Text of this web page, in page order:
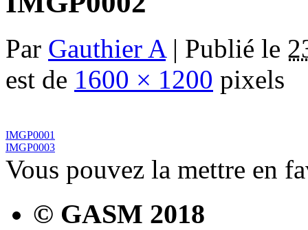
Par Gauthier A | Publié le
est de 1600 × 1200 pixels
IMGP0001
IMGP0003
Vous pouvez la mettre en
© GASM 2018